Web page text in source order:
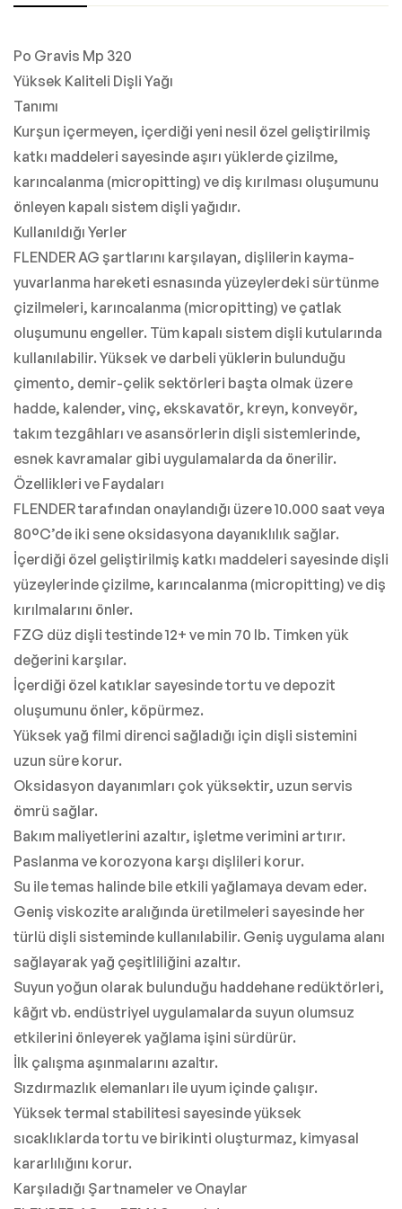
Po Gravis Mp 320
Yüksek Kaliteli Dişli Yağı
Tanımı
Kurşun içermeyen, içerdiği yeni nesil özel geliştirilmiş
katkı maddeleri sayesinde aşırı yüklerde çizilme,
karıncalanma (micropitting) ve diş kırılması oluşumunu
önleyen kapalı sistem dişli yağıdır.
Kullanıldığı Yerler
FLENDER AG şartlarını karşılayan, dişlilerin kayma-
yuvarlanma hareketi esnasında yüzeylerdeki sürtünme
çizilmeleri, karıncalanma (micropitting) ve çatlak
oluşumunu engeller. Tüm kapalı sistem dişli kutularında
kullanılabilir. Yüksek ve darbeli yüklerin bulunduğu
çimento, demir-çelik sektörleri başta olmak üzere
hadde, kalender, vinç, ekskavatör, kreyn, konveyör,
takım tezgâhları ve asansörlerin dişli sistemlerinde,
esnek kavramalar gibi uygulamalarda da önerilir.
Özellikleri ve Faydaları
FLENDER tarafından onaylandığı üzere 10.000 saat veya
80°C’de iki sene oksidasyona dayanıklılık sağlar.
İçerdiği özel geliştirilmiş katkı maddeleri sayesinde dişli
yüzeylerinde çizilme, karıncalanma (micropitting) ve diş
kırılmalarını önler.
FZG düz dişli testinde 12+ ve min 70 lb. Timken yük
değerini karşılar.
İçerdiği özel katıklar sayesinde tortu ve depozit
oluşumunu önler, köpürmez.
Yüksek yağ filmi direnci sağladığı için dişli sistemini
uzun süre korur.
Oksidasyon dayanımları çok yüksektir, uzun servis
ömrü sağlar.
Bakım maliyetlerini azaltır, işletme verimini artırır.
Paslanma ve korozyona karşı dişlileri korur.
Su ile temas halinde bile etkili yağlamaya devam eder.
Geniş viskozite aralığında üretilmeleri sayesinde her
türlü dişli sisteminde kullanılabilir. Geniş uygulama alanı
sağlayarak yağ çeşitliliğini azaltır.
Suyun yoğun olarak bulunduğu haddehane redüktörleri,
kâğıt vb. endüstriyel uygulamalarda suyun olumsuz
etkilerini önleyerek yağlama işini sürdürür.
İlk çalışma aşınmalarını azaltır.
Sızdırmazlık elemanları ile uyum içinde çalışır.
Yüksek termal stabilitesi sayesinde yüksek
sıcaklıklarda tortu ve birikinti oluşturmaz, kimyasal
kararlılığını korur.
Karşıladığı Şartnameler ve Onaylar